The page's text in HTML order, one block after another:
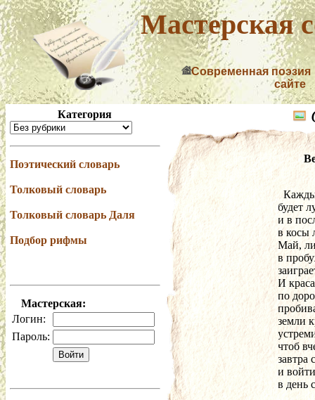
Мастерская
Современная поэзия
сайте
Категория
Поэтический словарь
Толковый словарь
Толковый словарь Даля
Подбор рифмы
Мастерская:
Логин:
Пароль:
будет
и в
в косы
Май,
в
И
по
земли
чтоб
завтра
и
в день